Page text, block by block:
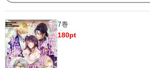
7巻
180pt